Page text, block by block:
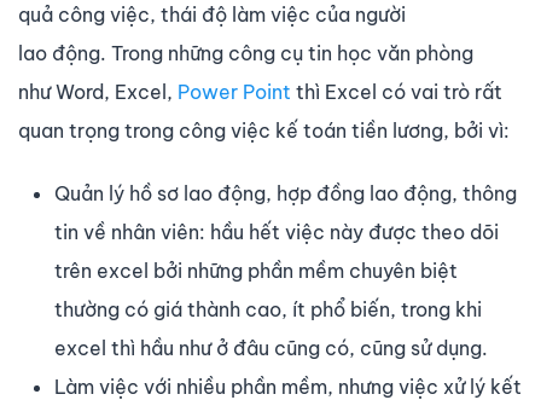
quả công việc, thái độ làm việc của người
lao động. Trong những công cụ tin học văn phòng
như Word, Excel, Power Point thì Excel có vai trò rất
quan trọng trong công việc kế toán tiền lương, bởi vì:
Quản lý hồ sơ lao động, hợp đồng lao động, thông
tin về nhân viên: hầu hết việc này được theo dõi
trên excel bởi những phần mềm chuyên biệt
thường có giá thành cao, ít phổ biến, trong khi
excel thì hầu như ở đâu cũng có, cũng sử dụng.
Làm việc với nhiều phần mềm, nhưng việc xử lý kết